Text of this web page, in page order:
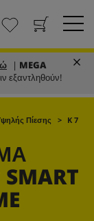
| MEGA
εξαντληθούν!
Πίεσης
K 7